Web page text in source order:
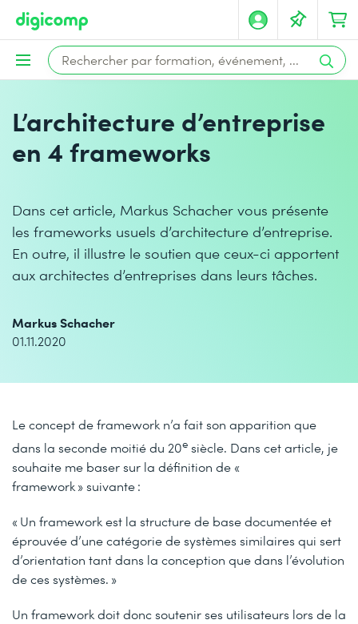
L’architecture d’entreprise
en 4 frameworks
Dans cet article, Markus Schacher vous présente
les frameworks usuels d’architecture d’entreprise.
En outre, il illustre le soutien que ceux-ci apportent
aux architectes d’entreprises dans leurs tâches.
Markus Schacher
01.11.2020
Le concept de framework n’a fait son apparition que
dans la seconde moitié du 20e siècle. Dans cet article, je
souhaite me baser sur la définition de «
framework » suivante :
« Un framework est la structure de base documentée et
éprouvée d’une catégorie de systèmes similaires qui sert
d’orientation tant dans la conception que dans l’évolution
de ces systèmes. »
Un framework doit donc soutenir ses utilisateurs lors de la